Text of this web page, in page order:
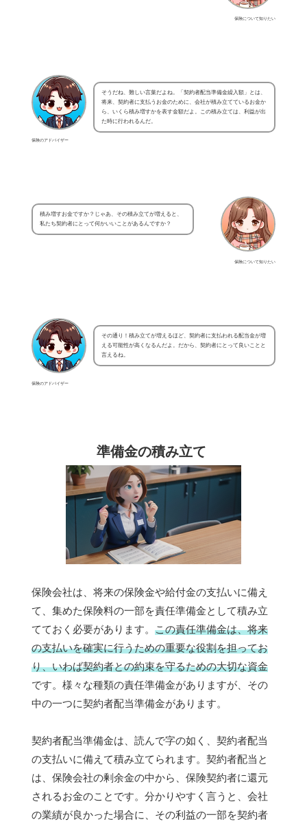
保険について知りたい
保険のアドバイザー
そうだね、難しい言葉だよね。「契約者配当準備金繰入額」とは、
将来、契約者に支払うお金のために、会社が積み立てているお金か
ら、いくら積み増すかを表す金額だよ。この積み立ては、利益が出
た時に行われるんだ。
保険について知りたい
積み増すお金ですか？じゃあ、その積み立てが増えると、
私たち契約者にとって何かいいことがあるんですか？
保険のアドバイザー
その通り！積み立てが増えるほど、契約者に支払われる配当金が増
える可能性が高くなるんだよ。だから、契約者にとって良いことと
言えるね。
準備金の積み立て
保険会社は、将来の保険金や給付金の支払いに備え
て、集めた保険料の一部を責任準備金として積み立
てておく必要があります。 この責任準備金は、将来
の支払いを確実に行うための重要な役割を担ってお
り、いわば契約者との約束を守るための大切な資金
です。様々な種類の責任準備金がありますが、その
中の一つに契約者配当準備金があります。
契約者配当準備金は、読んで字の如く、契約者配当
の支払いに備えて積み立てられます。契約者配当と
は、保険会社の剰余金の中から、保険契約者に還元
されるお金のことです。分かりやすく言うと、会社
の業績が良かった場合に、その利益の一部を契約者